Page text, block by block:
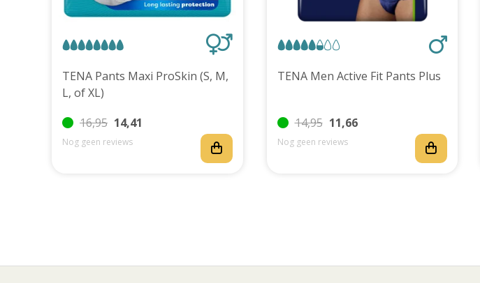
TENA Pants Maxi ProSkin (S, M,
L, of XL)
16,95 14,41
Nog geen reviews
TENA Men Active Fit Pants Plus
14,95 11,66
Nog geen reviews